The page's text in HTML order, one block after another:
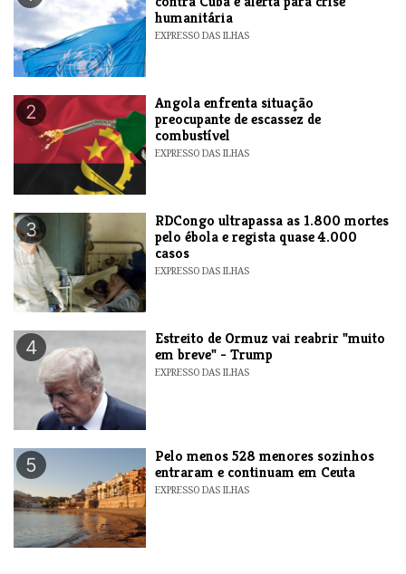
humanitária
EXPRESSO DAS ILHAS
2
Angola enfrenta situação
preocupante de escassez de
combustível
EXPRESSO DAS ILHAS
3
RDCongo ultrapassa as 1.800 mortes
pelo ébola e regista quase 4.000
casos
EXPRESSO DAS ILHAS
4
Estreito de Ormuz vai reabrir "muito
em breve" - Trump
EXPRESSO DAS ILHAS
5
Pelo menos 528 menores sozinhos
entraram e continuam em Ceuta
EXPRESSO DAS ILHAS